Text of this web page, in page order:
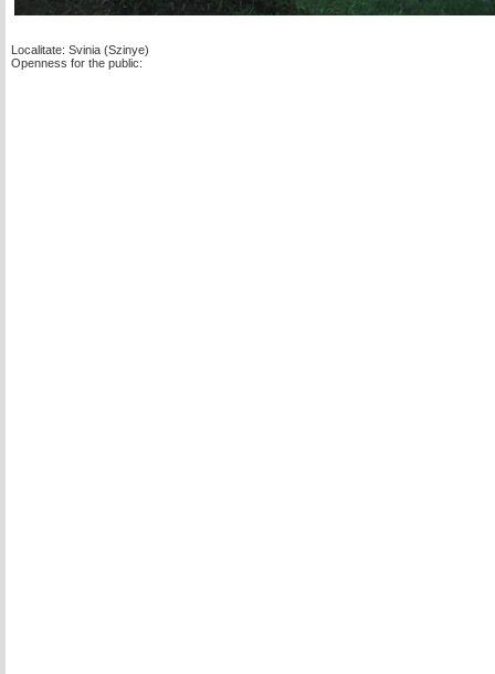
Localitate: Svinia (Szinye)
Openness for the public: